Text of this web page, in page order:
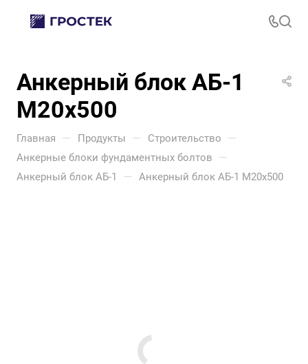
Анкерный блок АБ-1
М20х500
Главная — Продукты — Строительство —
Анкерные блоки фундаментных болтов —
Анкерный блок АБ-1 — Анкерный блок АБ-1 М20х500